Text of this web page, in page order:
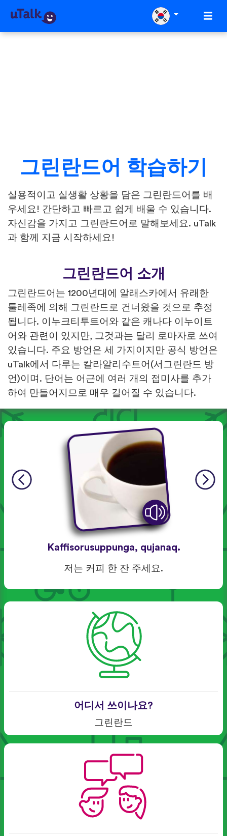
그린란드어 학습하기
실용적이고 실생활 상황을 담은 그린란드어를 배
우세요! 간단하고 빠르고 쉽게 배울 수 있습니다.
자신감을 가지고 그린란드어로 말해보세요. uTalk
과 함께 지금 시작하세요!
그린란드어 소개
그린란드어는 1200년대에 알래스카에서 유래한
툴레족에 의해 그린란드로 건너왔을 것으로 추정
됩니다. 이누크티투트어와 같은 캐나다 이누이트
어와 관련이 있지만, 그것과는 달리 로마자로 쓰여
있습니다. 주요 방언은 세 가지이지만 공식 방언은
uTalk에서 다루는 칼라알리수트어(서그린란드 방
언)이며. 단어는 어근에 여러 개의 접미사를 추가
하여 만들어지므로 매우 길어질 수 있습니다.
Kaffisorusuppunga, qujanaq.
저는 커피 한 잔 주세요.
어디서 쓰이나요?
그린란드